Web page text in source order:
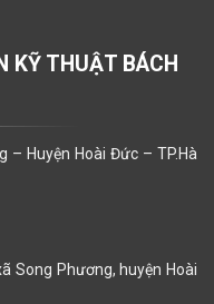
KỸ THUẬT BÁCH
– Huyện Hoài Đức – TP.Hà
Song Phương, huyện Hoài